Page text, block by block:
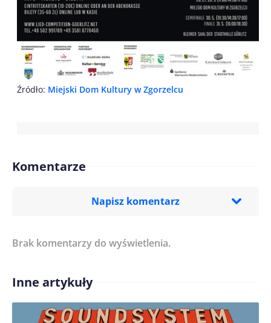
Źródło: Miejski Dom Kultury w Zgorzelcu
Komentarze
Napisz komentarz
Treść komentarza*
Imię/ Nick*
Brak komentarzy do wyświetlenia.
Inne artykuły